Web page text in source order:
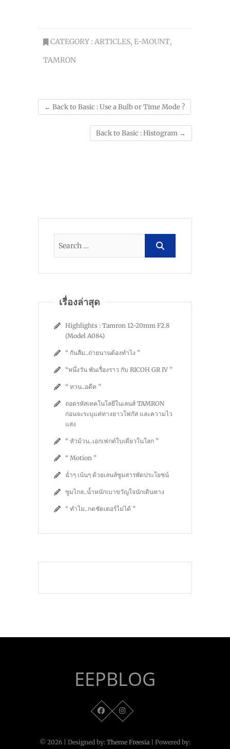
CATEGORY : ARTICLES, E-MOUNT,
TAMRON
← Back to Basic : Use a Bulb or Time Mode ?
Back to Basic : Histogram →
เรื่องล่าสุด
Highlights : Tamron 12-20mm F2.8
(Model A084)
“ กันลืม..ถ่ายนานต้องทำไง ”
“หนึ่งวัน พันเรื่องราว กับ RICOH GR IV ”
“ หวน..อดีต ”
ถอดรหัสเทคโนโลยีในเลนส์ TAMRON
ก่อนจะระบุแค่ทางยาวโฟกัส และความไว
แสง
“ หัวม้วน..เอกเฟกต์ใบเดียวในโลก ”
“ Motion ”
ฉ่ำๆ เน้นๆ ด้วยเลนส์ซูมสารพัดประโยชน์
ซูมไกล..น้ำหนักเบาขวัญใจนักเดินทาง
“ ทำไม..กดชัตเตอร์ไม่ได้ ”
EEPBLOG
© 2026 | Designed by: Theme Freesia | Powered by: